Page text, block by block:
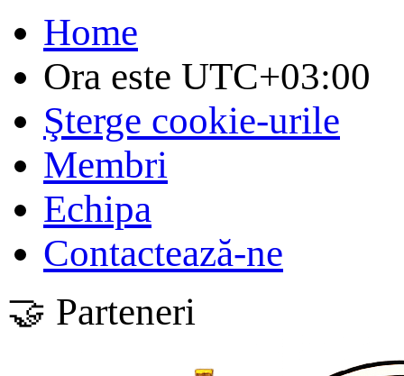
Home
Ora este UTC+03:00
Şterge cookie-urile
Membri
Echipa
Contactează-ne
🤝 Parteneri